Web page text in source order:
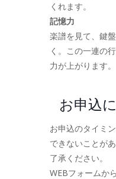
くれます。
記憶力
楽譜を見て、鍵
く。この一連の
力が上がります。
お申込
お申込のタイミ
できないことが
了承ください。
WEBフォームか